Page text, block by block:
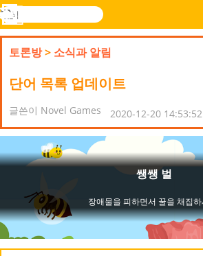
Novel
검
색
로그
메
뉴
토론방> 소식과 알림
단어 목록 업데이트
글쓴이 Novel Games 2020-12-20 14:53:52